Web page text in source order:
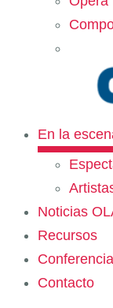
En la
Noticias
Recursos
Contacto